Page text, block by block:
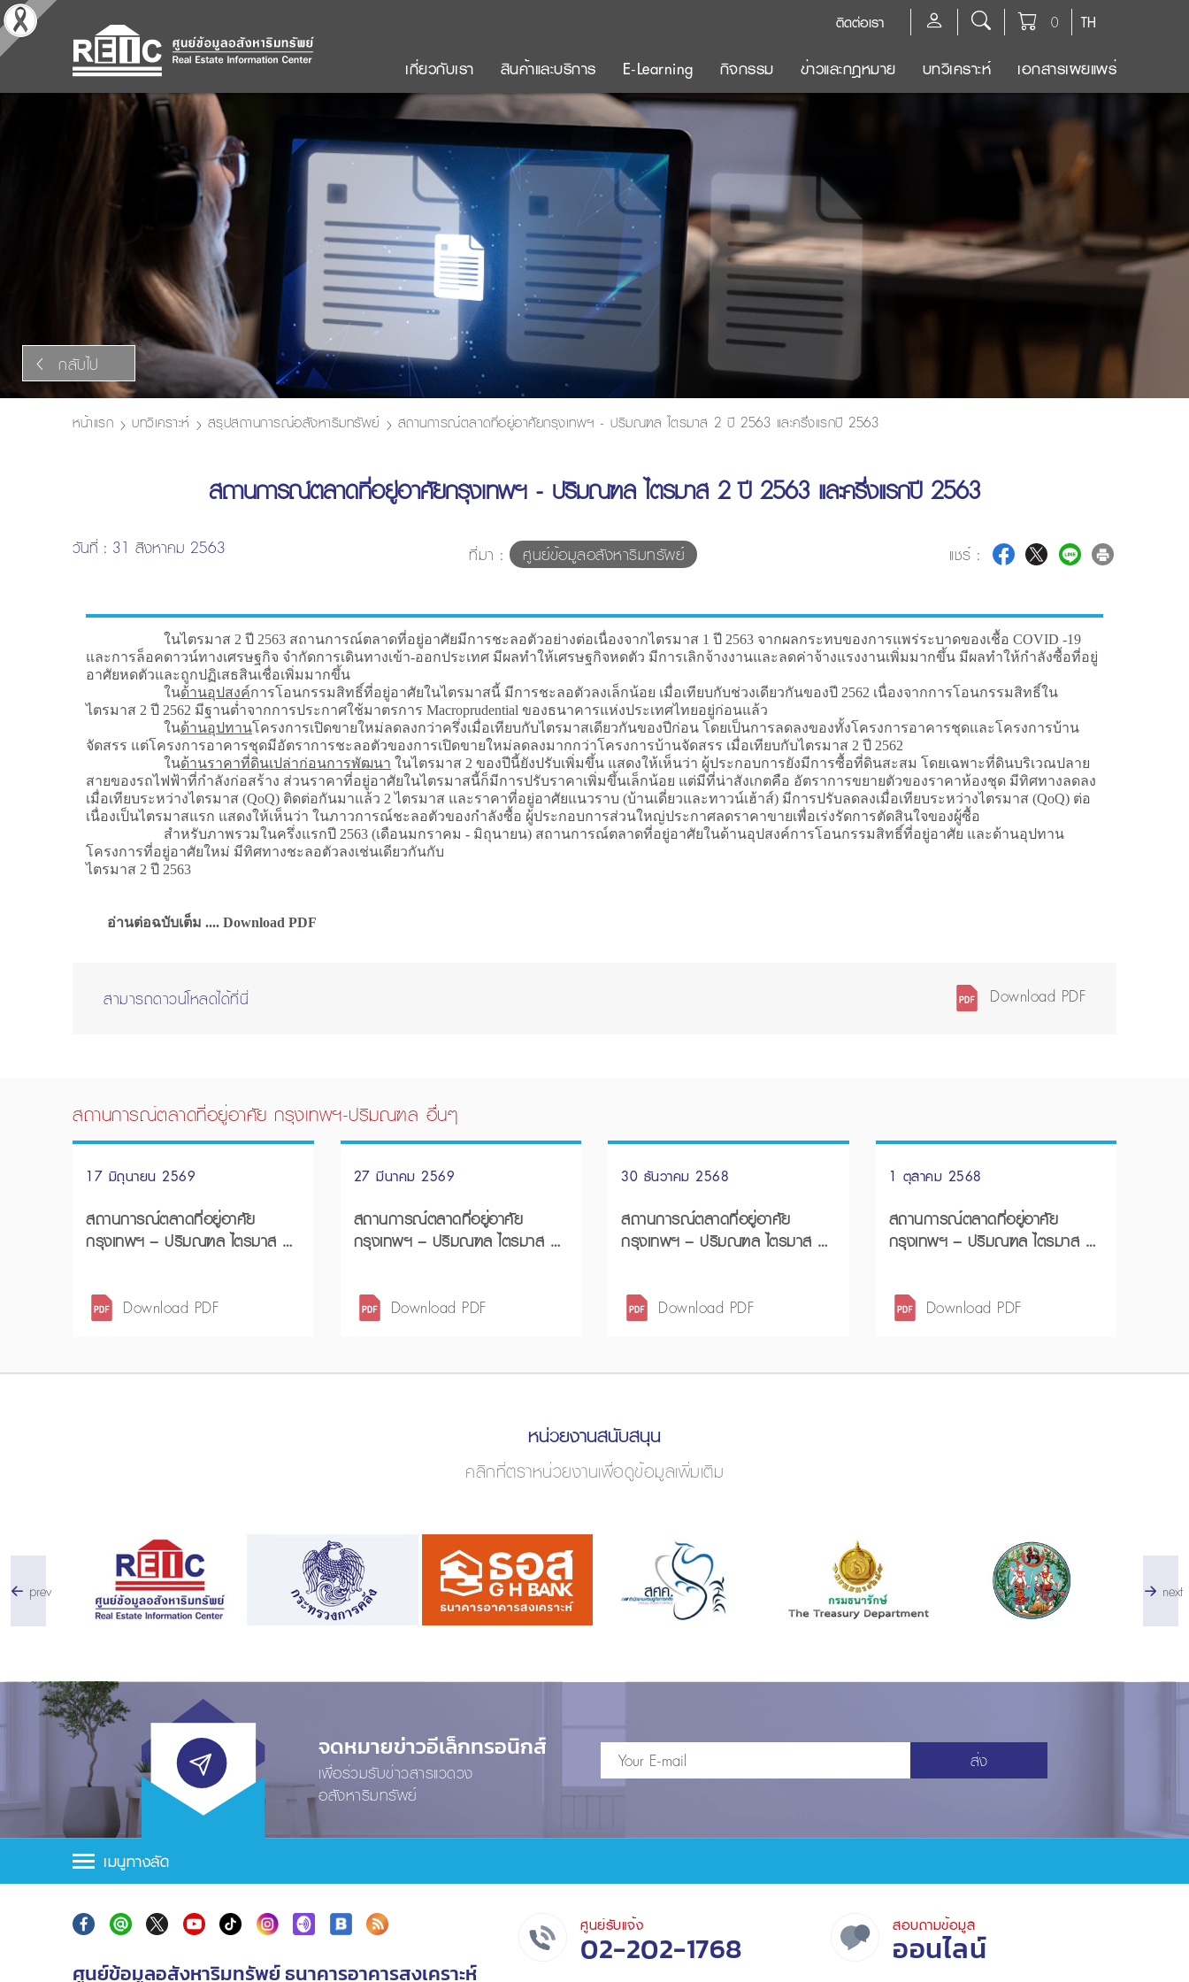
TH
0
ติดต่อเรา
เกี่ยวกับเรา สินค้าและบริการ E-Learning กิจกรรม ข่าวและกฎหมาย บทวิเคราะห์ เอกสารเผยแพร่
กลับไป
หน้าแรก บทวิเคราะห์ สรุปสถานการณ์อสังหาริมทรัพย์ สถานการณ์ตลาดที่อยู่อาศัยกรุงเทพฯ - ปริมณฑล ไตรมาส 2 ปี 2563 และครึ่งแรกปี 2563
สถานการณ์ตลาดที่อยู่อาศัยกรุงเทพฯ - ปริมณฑล ไตรมาส 2 ปี 2563 และครึ่งแรกปี 2563
วันที่ : 31 สิงหาคม 2563 ที่มา : ศูนย์ข้อมูลอสังหาริมทรัพย์ แชร์ :
ในไตรมาส 2 ปี 2563 สถานการณ์ตลาดที่อยู่อาศัยมีการชะลอตัวอย่างต่อเนื่องจากไตรมาส 1 ปี 2563 จากผลกระทบของการแพร่ระบาดของเชื้อ COVID -19
และการล็อคดาวน์ทางเศรษฐกิจ จำกัดการเดินทางเข้า-ออกประเทศ มีผลทำให้เศรษฐกิจหดตัว มีการเลิกจ้างงานและลดค่าจ้างแรงงานเพิ่มมากขึ้น มีผลทำให้กำลังซื้อที่อยู่
อาศัยหดตัวและถูกปฏิเสธสินเชื่อเพิ่มมากขึ้น
ในด้านอุปสงค์การโอนกรรมสิทธิ์ที่อยู่อาศัยในไตรมาสนี้ มีการชะลอตัวลงเล็กน้อย เมื่อเทียบกับช่วงเดียวกันของปี 2562 เนื่องจากการโอนกรรมสิทธิ์ใน
ไตรมาส 2 ปี 2562 มีฐานต่ำจากการประกาศใช้มาตรการ Macroprudential ของธนาคารแห่งประเทศไทยอยู่ก่อนแล้ว
ในด้านอุปทานโครงการเปิดขายใหม่ลดลงกว่าครึ่งเมื่อเทียบกับไตรมาสเดียวกันของปีก่อน โดยเป็นการลดลงของทั้งโครงการอาคารชุดและโครงการบ้าน
จัดสรร แต่โครงการอาคารชุดมีอัตราการชะลอตัวของการเปิดขายใหม่ลดลงมากกว่าโครงการบ้านจัดสรร เมื่อเทียบกับไตรมาส 2 ปี 2562
ในด้านราคาที่ดินเปล่าก่อนการพัฒนา ในไตรมาส 2 ของปีนี้ยังปรับเพิ่มขึ้น แสดงให้เห็นว่า ผู้ประกอบการยังมีการซื้อที่ดินสะสม โดยเฉพาะที่ดินบริเวณปลาย
สายของรถไฟฟ้าที่กำลังก่อสร้าง ส่วนราคาที่อยู่อาศัยในไตรมาสนี้ก็มีการปรับราคาเพิ่มขึ้นเล็กน้อย แต่มีที่น่าสังเกตคือ อัตราการขยายตัวของราคาห้องชุด มีทิศทางลดลง
เมื่อเทียบระหว่างไตรมาส (QoQ) ติดต่อกันมาแล้ว 2 ไตรมาส และราคาที่อยู่อาศัยแนวราบ (บ้านเดี่ยวและทาวน์เฮ้าส์) มีการปรับลดลงเมื่อเทียบระหว่างไตรมาส (QoQ) ต่อ
เนื่องเป็นไตรมาสแรก แสดงให้เห็นว่า ในภาวการณ์ชะลอตัวของกำลังซื้อ ผู้ประกอบการส่วนใหญ่ประกาศลดราคาขายเพื่อเร่งรัดการตัดสินใจของผู้ซื้อ
สำหรับภาพรวมในครึ่งแรกปี 2563 (เดือนมกราคม - มิถุนายน) สถานการณ์ตลาดที่อยู่อาศัยในด้านอุปสงค์การโอนกรรมสิทธิ์ที่อยู่อาศัย และด้านอุปทาน
โครงการที่อยู่อาศัยใหม่ มีทิศทางชะลอตัวลงเช่นเดียวกันกับ
ไตรมาส 2 ปี 2563
อ่านต่อฉบับเต็ม .... Download PDF
สามารถดาวน์โหลดได้ที่นี่ Download PDF
สถานการณ์ตลาดที่อยู่อาศัย กรุงเทพฯ-ปริมณฑล อื่นๆ
17 มิถุนายน 2569
สถานการณ์ตลาดที่อยู่อาศัย
กรุงเทพฯ – ปริมณฑล ไตรมาส 1
Download PDF
27 มีนาคม 2569
สถานการณ์ตลาดที่อยู่อาศัย
กรุงเทพฯ – ปริมณฑล ไตรมาส 4
Download PDF
30 ธันวาคม 2568
สถานการณ์ตลาดที่อยู่อาศัย
กรุงเทพฯ – ปริมณฑล ไตรมาส 3
Download PDF
1 ตุลาคม 2568
สถานการณ์ตลาดที่อยู่อาศัย
กรุงเทพฯ – ปริมณฑล ไตรมาส 2
Download PDF
หน่วยงานสนับสนุน
คลิกที่ตราหน่วยงานเพื่อดูข้อมูลเพิ่มเติม
prev next
จดหมายข่าวอีเล็กทรอนิกส์
เพื่อร่วมรับข่าวสารแวดวง
อสังหาริมทรัพย์
ส่ง
เมนูทางลัด
ศูนย์ข้อมูลอสังหาริมทรัพย์ ธนาคารอาคารสงเคราะห์
ศูนย์รับแจ้ง
02-202-1768
สอบถามข้อมูล
ออนไลน์